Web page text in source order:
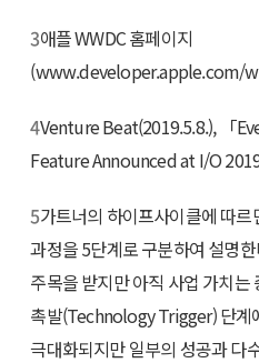
3애플 WWDC 홈페이지
(www.developer.apple.com/
4Venture Beat(2019.5.8.), 「
Feature Announced at I/O 2019
5가트너의 하이프사이클에 따
과정을 5단계로 구분하여 설명
주목을 받지만 아직 사업 가치는
촉발(Technology Trigger) 단계
극대화되지만 일부의 성공과 다